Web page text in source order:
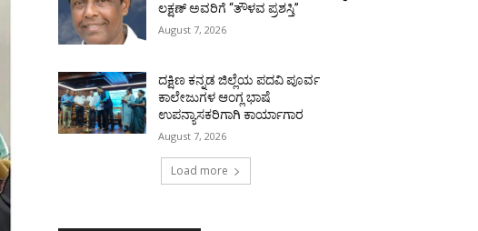
ಲಕ್ಷಣ್ ಅವರಿಗೆ “ತೌಳವ ಪ್ರಶಸ್ತಿ”
August 7, 2026
ದಕ್ಷಿಣ ಕನ್ನಡ ಜಿಲ್ಲೆಯ ಪದವಿ ಪೂರ್ವ
ಕಾಲೇಜುಗಳ ಆಂಗ್ಲ ಭಾಷೆ
ಉಪನ್ಯಾಸಕರಿಗಾಗಿ ಕಾರ್ಯಾಗಾರ
August 7, 2026
Load more